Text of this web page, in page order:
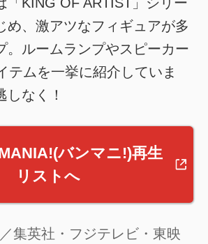
め、激アツなフィギュアが多
。ルームランプやスピーカー
テムを一挙に紹介していま
なく！
バンマニ!)再生
リストへ
集英社・フジテレビ・東映